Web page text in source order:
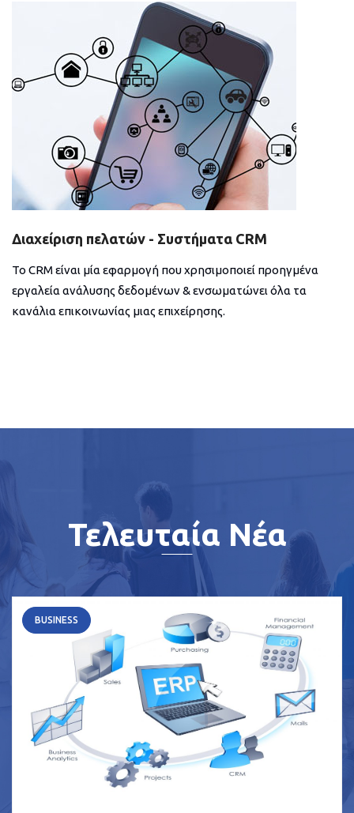
Διαχείριση πελατών - Συστήματα CRM
Το CRM είναι μία εφαρμογή που χρησιμοποιεί προηγμένα
εργαλεία ανάλυσης δεδομένων & ενσωματώνει όλα τα
κανάλια επικοινωνίας μιας επιχείρησης.
Τελευταία Νέα
BUSINESS